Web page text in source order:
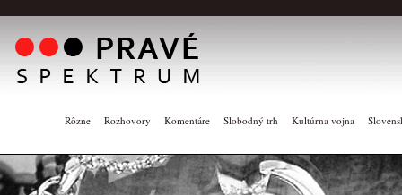
Rôzne Rozhovory Komentáre Slobodný trh Kultúrna vojna